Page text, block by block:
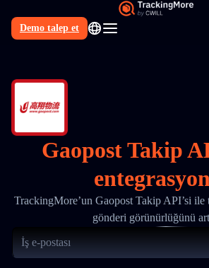
Demo talep et
Gaopost Takip
TrackingMore’un Gaopost Takip API’si
gönderi görünürlüğünü